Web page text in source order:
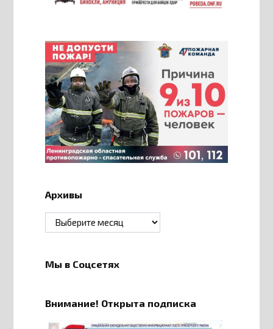
Архивы
Архивы
Мы в Соцсетях
Внимание! Открыта подписка